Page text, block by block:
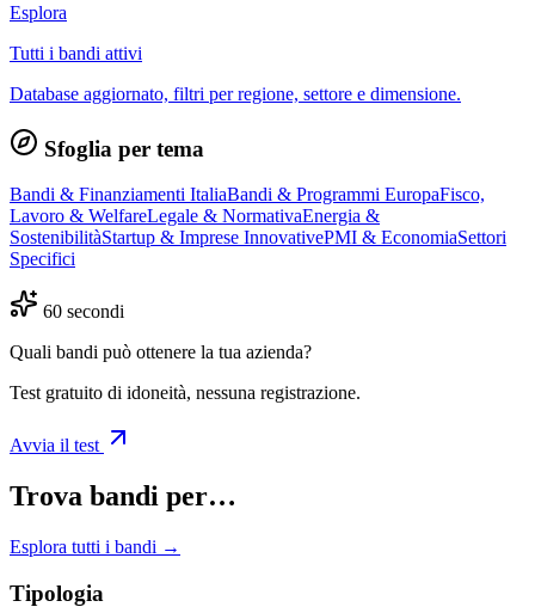
Esplora
Tutti i bandi attivi
Database aggiornato, filtri per regione, settore e dimensione.
Sfoglia per tema
Bandi & Finanziamenti ItaliaBandi & Programmi EuropaFisco,
Lavoro & WelfareLegale & NormativaEnergia &
SostenibilitàStartup & Imprese InnovativePMI & EconomiaSettori
Specifici
60 secondi
Quali bandi può ottenere la tua azienda?
Test gratuito di idoneità, nessuna registrazione.
Avvia il test
Trova bandi per…
Esplora tutti i bandi →
Tipologia